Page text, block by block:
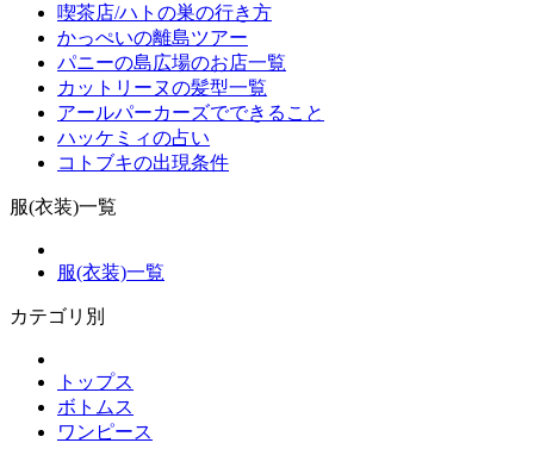
喫茶店/ハトの巣の行き方
かっぺいの離島ツアー
パニーの島広場のお店一覧
カットリーヌの髪型一覧
アールパーカーズでできること
ハッケミィの占い
コトブキの出現条件
服(衣装)一覧
服(衣装)一覧
カテゴリ別
トップス
ボトムス
ワンピース